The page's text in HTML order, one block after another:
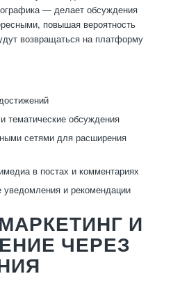
— делает обсуждения
повышая вероятность
возвращаться на платформу
тематические обсуждения
сетями для расширения
в постах и комментариях
уведомления и рекомендации
И
ЧЕРЕЗ